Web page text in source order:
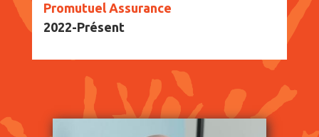
Promutuel Assurance
2022-Présent